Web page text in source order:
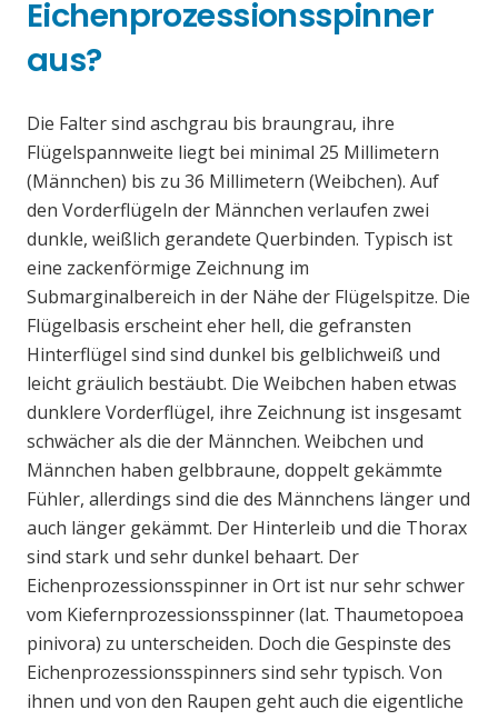
Eichenprozessionsspinner
aus?
Die Falter sind aschgrau bis braungrau, ihre
Flügelspannweite liegt bei minimal 25 Millimetern
(Männchen) bis zu 36 Millimetern (Weibchen). Auf
den Vorderflügeln der Männchen verlaufen zwei
dunkle, weißlich gerandete Querbinden. Typisch ist
eine zackenförmige Zeichnung im
Submarginalbereich in der Nähe der Flügelspitze. Die
Flügelbasis erscheint eher hell, die gefransten
Hinterflügel sind sind dunkel bis gelblichweiß und
leicht gräulich bestäubt. Die Weibchen haben etwas
dunklere Vorderflügel, ihre Zeichnung ist insgesamt
schwächer als die der Männchen. Weibchen und
Männchen haben gelbbraune, doppelt gekämmte
Fühler, allerdings sind die des Männchens länger und
auch länger gekämmt. Der Hinterleib und die Thorax
sind stark und sehr dunkel behaart. Der
Eichenprozessionsspinner in Ort ist nur sehr schwer
vom Kiefernprozessionsspinner (lat. Thaumetopoea
pinivora) zu unterscheiden. Doch die Gespinste des
Eichenprozessionsspinners sind sehr typisch. Von
ihnen und von den Raupen geht auch die eigentliche